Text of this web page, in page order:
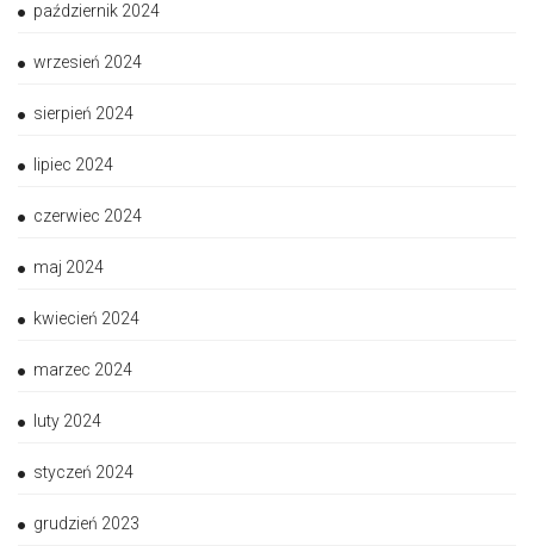
październik 2024
wrzesień 2024
sierpień 2024
lipiec 2024
czerwiec 2024
maj 2024
kwiecień 2024
marzec 2024
luty 2024
styczeń 2024
grudzień 2023